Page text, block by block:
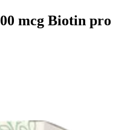
mcg Biotin pro